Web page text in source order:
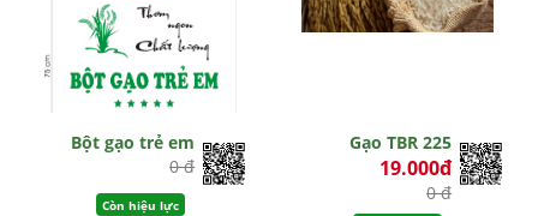
Bột gạo trẻ em
0 đ
Còn hiệu lực
Gạo TBR 225
19.000đ
0 đ